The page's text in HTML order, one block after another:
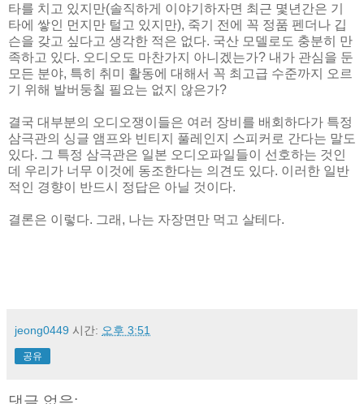
타를 치고 있지만(솔직하게 이야기하자면 최근 몇년간은 기
타에 쌓인 먼지만 털고 있지만), 죽기 전에 꼭 정품 펜더나 깁
슨을 갖고 싶다고 생각한 적은 없다. 국산 모델로도 충분히 만
족하고 있다. 오디오도 마찬가지 아니겠는가? 내가 관심을 둔
모든 분야, 특히 취미 활동에 대해서 꼭 최고급 수준까지 오르
기 위해 발버둥칠 필요는 없지 않은가?
결국 대부분의 오디오쟁이들은 여러 장비를 배회하다가 특정
삼극관의 싱글 앰프와 빈티지 풀레인지 스피커로 간다는 말도
있다. 그 특정 삼극관은 일본 오디오파일들이 선호하는 것인
데 우리가 너무 이것에 동조한다는 의견도 있다. 이러한 일반
적인 경향이 반드시 정답은 아닐 것이다.
결론은 이렇다. 그래, 나는 자장면만 먹고 살테다.
jeong0449 시간: 오후 3:51
공유